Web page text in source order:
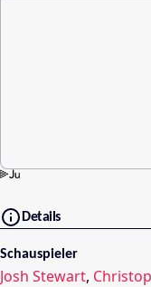
Details
Schauspieler
Josh Stewart,